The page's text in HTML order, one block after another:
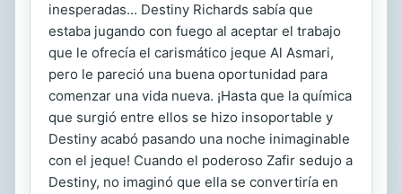
inesperadas... Destiny Richards sabía que
estaba jugando con fuego al aceptar el trabajo
que le ofrecía el carismático jeque Al Asmari,
pero le pareció una buena oportunidad para
comenzar una vida nueva. ¡Hasta que la química
que surgió entre ellos se hizo insoportable y
Destiny acabó pasando una noche inimaginable
con el jeque! Cuando el poderoso Zafir sedujo a
Destiny, no imaginó que ella se convertiría en